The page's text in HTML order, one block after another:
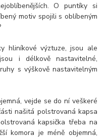
O puntíky si
motiv spojili s oblíbeným
hliníkové výztuze, jsou ale
i délkově nastavitelné,
s výškově nastavitelným
vejde se do ní veškeré
našitá polstrovaná kapsa
kapsička třeba na
komora je méně objemná,